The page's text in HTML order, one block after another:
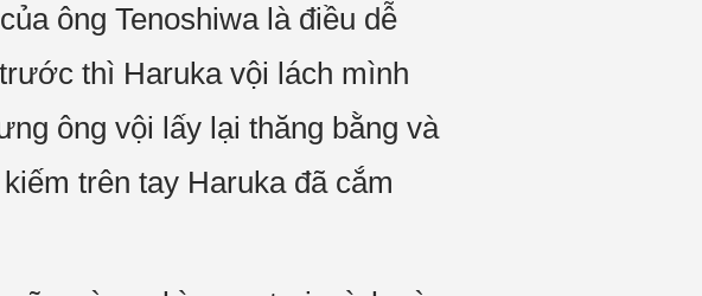
ông Tenoshiwa là điều dễ
thì Haruka vội lách mình
ông vội lấy lại thăng bằng và
trên tay Haruka đã cắm